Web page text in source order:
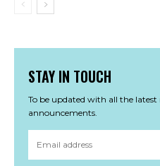
STAY IN TOUCH
To be updated with all the latest
announcements.